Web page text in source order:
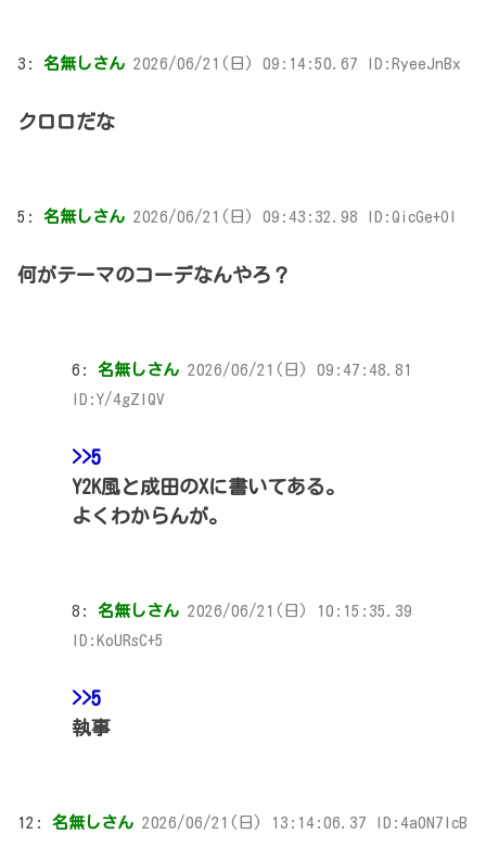
3: 名無しさん 2026/06/21(日) 09:14:50.67 ID:RyeeJnBx
クロロだな
5: 名無しさん 2026/06/21(日) 09:43:32.98 ID:QicGe+OI
何がテーマのコーデなんやろ？
6: 名無しさん 2026/06/21(日) 09:47:48.81
ID:Y/4gZlQV
>>5
Y2K風と成田のXに書いてある。
よくわからんが。
8: 名無しさん 2026/06/21(日) 10:15:35.39
ID:KoURsC+5
>>5
執事
12: 名無しさん 2026/06/21(日) 13:14:06.37 ID:4a0N7IcB